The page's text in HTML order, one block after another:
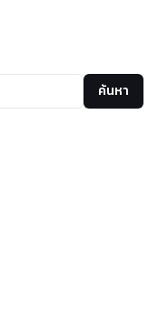
ค้นหา